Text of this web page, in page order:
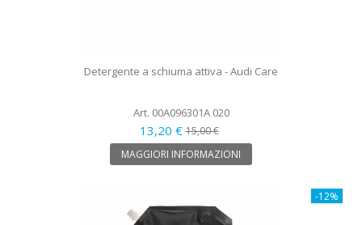
Detergente a schiuma attiva - Audi Care
Art. 00A096301A 020
13,20 €15,00 €
MAGGIORI INFORMAZIONI
-12%